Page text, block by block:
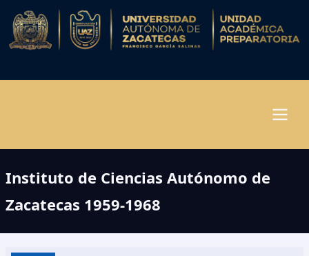
Pasar
contenido
principal
Instituto de Ciencias Autónomo de
Zacatecas 1959-1968